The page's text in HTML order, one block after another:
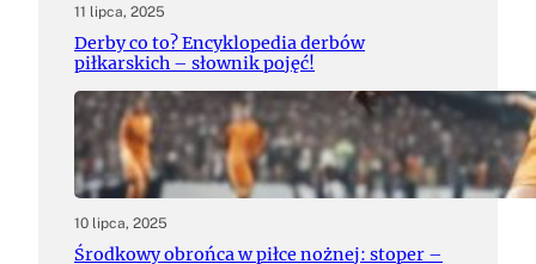
11 lipca, 2025
Derby co to? Encyklopedia derbów
piłkarskich – słownik pojęć!
10 lipca, 2025
Środkowy obrońca w piłce nożnej: stoper –